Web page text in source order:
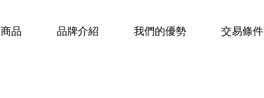
商品 品牌介紹 我們的優勢 交易條件